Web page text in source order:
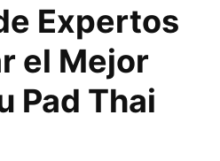
Expertos
el Mejor
Pad Thai